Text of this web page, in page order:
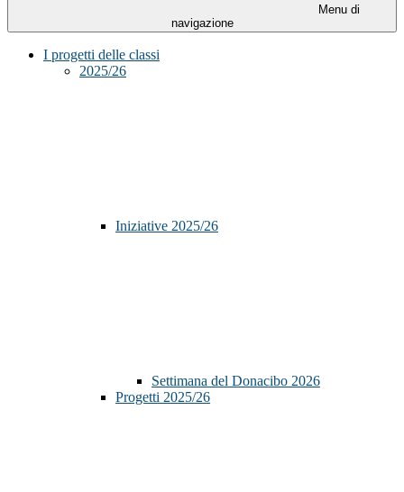
Menu di
navigazione
I progetti delle classi
2025/26
Iniziative 2025/26
Settimana del Donacibo 2026
Progetti 2025/26